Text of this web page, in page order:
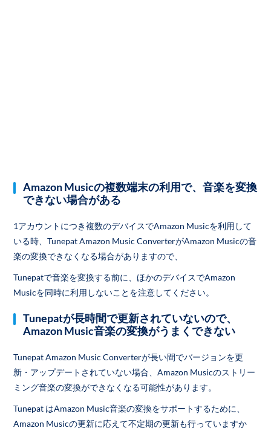
Amazon Musicの複数端末の利用で、音楽を変換
できない場合がある
1アカウントにつき複数のデバイスでAmazon Musicを利用して
いる時、Tunepat Amazon Music ConverterがAmazon Musicの音
楽の変換できなくなる場合がありますので、
Tunepatで音楽を変換する前に、ほかのデバイスでAmazon
Musicを同時に利用しないことを注意してください。
Tunepatが長時間で更新されていないので、
Amazon Music音楽の変換がうまくできない
Tunepat Amazon Music Converterが長い間でバージョンを更
新・アップデートされていない場合、Amazon Musicのストリー
ミング音楽の変換ができなくなる可能性があります。
Tunepat はAmazon Music音楽の変換をサポートするために、
Amazon Musicの更新に応えて不定期の更新も行っていますか